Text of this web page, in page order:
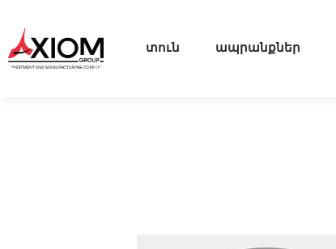
տուն ապրանքներ